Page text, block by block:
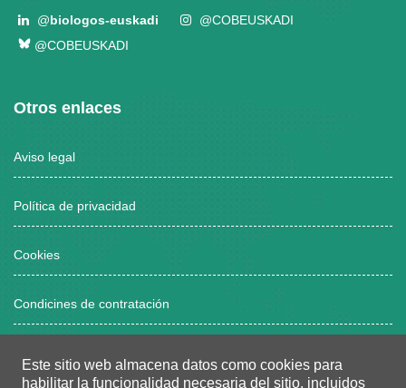
Este sitio web almacena datos como cookies para
habilitar la funcionalidad necesaria del sitio, incluidos
@biologos-euskadi
@COBEUSKADI
@COBEUSKADI
Otros enlaces
Aviso legal
Política de privacidad
Cookies
Condicines de contratación
Horario atención al público